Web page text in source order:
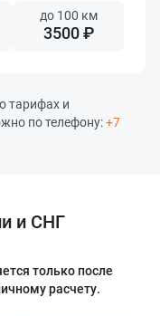
до 100 км
3500 ₽
тарифах и
по телефону:+7
и СНГ
только после
расчету.